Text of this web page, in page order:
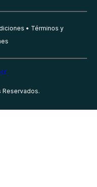
Términos y
Reservados.